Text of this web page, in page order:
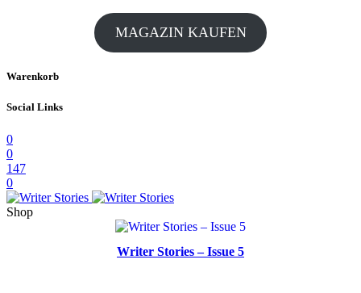
MAGAZIN KAUFEN
Warenkorb
Social Links
0
0
147
0
Shop
Writer Stories – Issue 5